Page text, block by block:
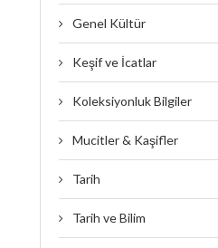
Genel Kültür
Keşif ve İcatlar
Koleksiyonluk Bilgiler
Mucitler & Kaşifler
Tarih
Tarih ve Bilim